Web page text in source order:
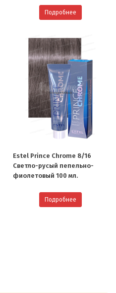
Подробнее
Estel Prince Chrome 8/16
Светло-русый пепельно-
фиолетовый 100 мл.
Подробнее